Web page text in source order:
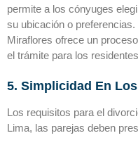
permite a los cónyuges
su ubicación o
Miraflores ofrece un
el trámite para los
5. Simplicidad En
Los requisitos para el
Lima, las parejas deben